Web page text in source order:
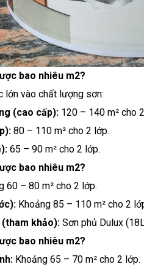
bao nhiêu m2?
lớn vào chất lượng sơn:
(cao cấp): 120 – 140 m² cho
80 – 110 m² cho 2 lớp.
65 – 90 m² cho 2 lớp.
bao nhiêu m2?
60 – 80 m² cho 2 lớp.
Khoảng 85 – 110 m² cho 2
khảo): Sơn phủ Dulux
bao nhiêu m2?
Khoảng 65 – 70 m² cho 2 lớp.